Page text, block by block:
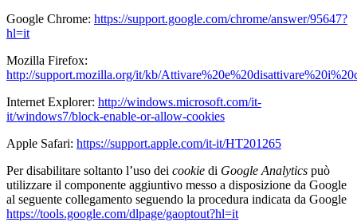
Google Chrome: https://support.google.com/chrome/answer/95647?
hl=it
Mozilla Firefox:
http://support.mozilla.org/it/kb/
Internet Explorer: http://windows.microsoft.com/it-
it/windows7/block-enable-or-allow-cookies
Apple Safari: https://support.apple.com/it-it/HT201265
Per disabilitare soltanto l’uso dei cookie di Google Analytics può
utilizzare il componente aggiuntivo messo a disposizione da Google
al seguente collegamento seguendo la procedura indicata da Google
https://tools.google.com/dlpage/gaoptout?hl=it